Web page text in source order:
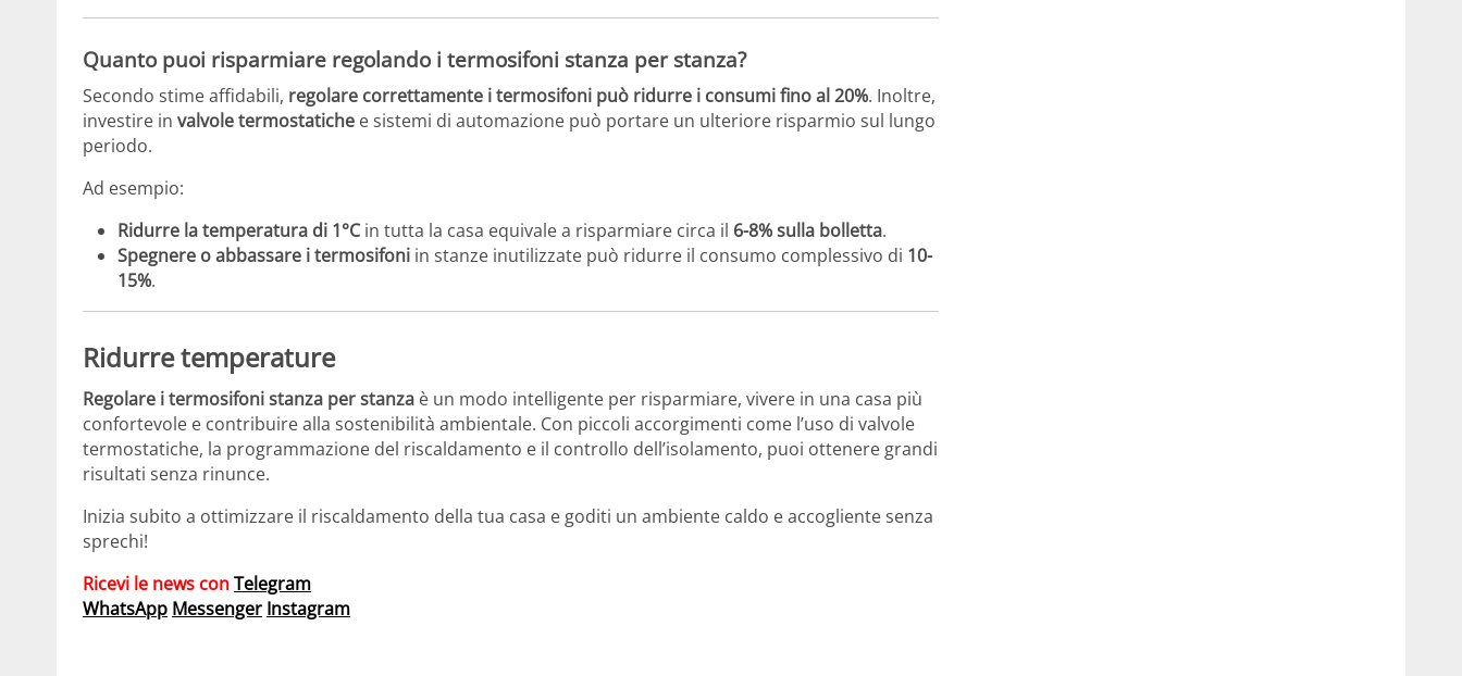
Quanto puoi risparmiare regolando i termosifoni stanza per stanza?
Secondo stime affidabili, regolare correttamente i termosifoni può ridurre i consumi fino al 20%. Inoltre,
investire in valvole termostatiche e sistemi di automazione può portare un ulteriore risparmio sul lungo
periodo.
Ad esempio:
Ridurre la temperatura di 1°Cin tutta la casa equivale a risparmiare circa il 6-8% sulla bolletta.
Spegnere o abbassare i termosifoni in stanze inutilizzate può ridurre il consumo complessivo di 10-
15%.
Ridurre temperature
Regolare i termosifoni stanza per stanza è un modo intelligente per risparmiare, vivere in una casa più
confortevole e contribuire alla sostenibilità ambientale. Con piccoli accorgimenti come l’uso di valvole
termostatiche, la programmazione del riscaldamento e il controllo dell’isolamento, puoi ottenere grandi
risultati senza rinunce.
Inizia subito a ottimizzare il riscaldamento della tua casa e goditi un ambiente caldo e accogliente senza
sprechi!
Ricevi le news conTelegram
WhatsApp Messenger Instagram